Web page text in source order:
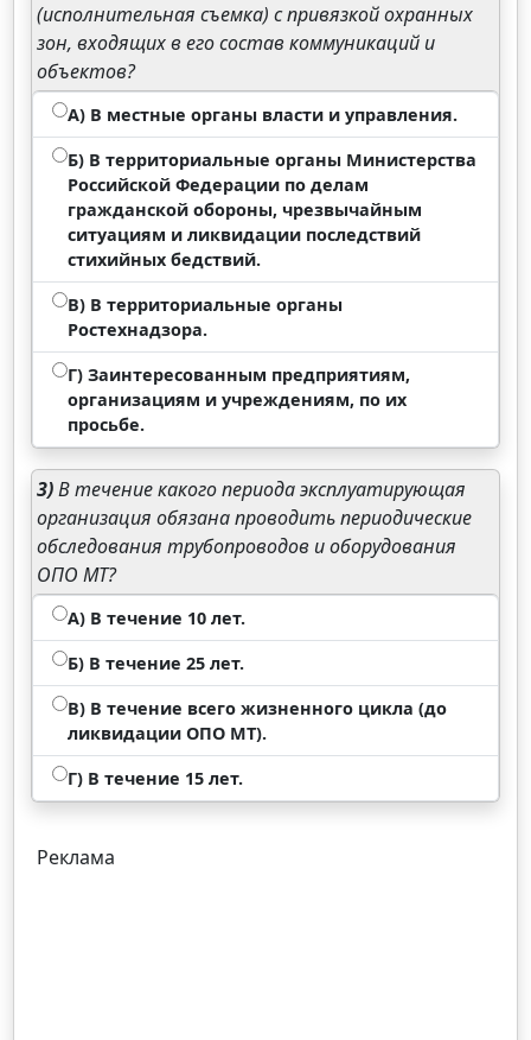
(исполнительная съемка) с привязкой охранных
зон, входящих в его состав коммуникаций и
объектов?
А) В местные органы власти и управления.
Б) В территориальные органы Министерства
Российской Федерации по делам
гражданской обороны, чрезвычайным
ситуациям и ликвидации последствий
стихийных бедствий.
В) В территориальные органы
Ростехнадзора.
Г) Заинтересованным предприятиям,
организациям и учреждениям, по их
просьбе.
3)В течение какого периода эксплуатирующая
организация обязана проводить периодические
обследования трубопроводов и оборудования
ОПО МТ?
А) В течение 10 лет.
Б) В течение 25 лет.
В) В течение всего жизненного цикла (до
ликвидации ОПО МТ).
Г) В течение 15 лет.
Реклама